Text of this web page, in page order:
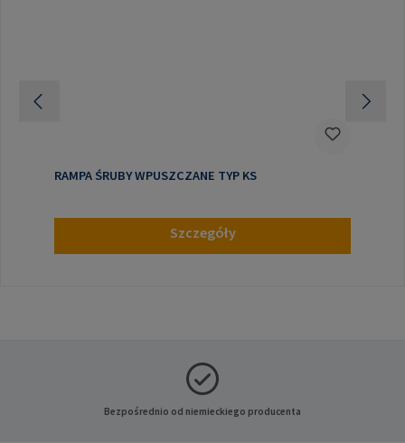
RAMPA ŚRUBY WPUSZCZANE TYP KS
Szczegóły
Bezpośrednio od niemieckiego producenta